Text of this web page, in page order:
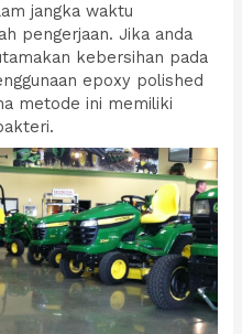
jangka waktu
pengerjaan. Jika anda
kebersihan pada
epoxy polished
metode ini memiliki